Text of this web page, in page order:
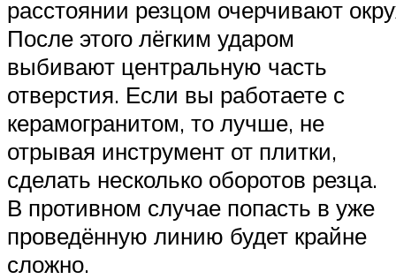
расстоянии резцом очерчивают
После этого лёгким ударом
выбивают центральную часть
отверстия. Если вы работаете с
керамогранитом, то лучше, не
отрывая инструмент от плитки,
сделать несколько оборотов резца.
В противном случае попасть в уже
проведённую линию будет крайне
сложно.